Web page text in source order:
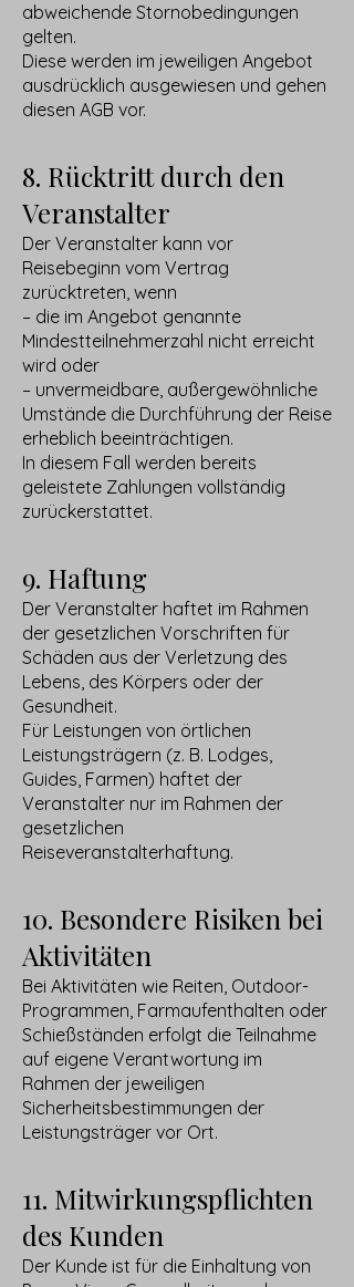
abweichende Stornobedingungen
gelten.
Diese werden im jeweiligen Angebot
ausdrücklich ausgewiesen und gehen
diesen AGB vor.
8. Rücktritt durch den
Veranstalter
Der Veranstalter kann vor
Reisebeginn vom Vertrag
zurücktreten, wenn
– die im Angebot genannte
Mindestteilnehmerzahl nicht erreicht
wird oder
– unvermeidbare, außergewöhnliche
Umstände die Durchführung der Reise
erheblich beeinträchtigen.
In diesem Fall werden bereits
geleistete Zahlungen vollständig
zurückerstattet.
9. Haftung
Der Veranstalter haftet im Rahmen
der gesetzlichen Vorschriften für
Schäden aus der Verletzung des
Lebens, des Körpers oder der
Gesundheit.
Für Leistungen von örtlichen
Leistungsträgern (z. B. Lodges,
Guides, Farmen) haftet der
Veranstalter nur im Rahmen der
gesetzlichen
Reiseveranstalterhaftung.
10. Besondere Risiken bei
Aktivitäten
Bei Aktivitäten wie Reiten, Outdoor-
Programmen, Farmaufenthalten oder
Schießständen erfolgt die Teilnahme
auf eigene Verantwortung im
Rahmen der jeweiligen
Sicherheitsbestimmungen der
Leistungsträger vor Ort.
11. Mitwirkungspflichten
des Kunden
Der Kunde ist für die Einhaltung von